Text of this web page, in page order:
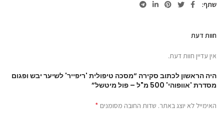
שתף
חוות דעת
אין עדיין חוות דעת.
היה הראשון לכתוב סקירה “מסכה טיפולית 'ריפייר' לשיער יבש ופגום
מסדרת 'אוופוהי' 500 מ"ל – פול מיטשל”
האימייל לא יוצג באתר. שדות החובה מסומנים *